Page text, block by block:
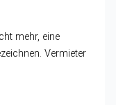
mehr, eine
Vermieter